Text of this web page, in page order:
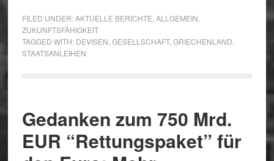
FILED UNDER:AKTUELLE BERICHTE ALLGEMEIN
ZUKUNFTSFÄHIGKEIT
TAGGED WITH: DEVISEN GESELLSCHAFT, GRIECHENLAND
STAATSANLEIHEN
Gedanken zum 750 Mrd.
EUR “Rettungspaket” für